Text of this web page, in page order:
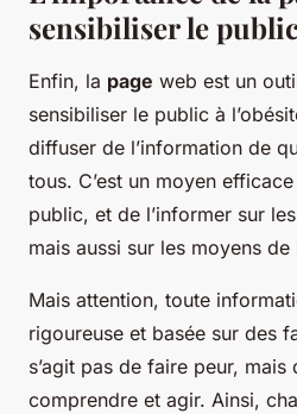
sensibiliser le
Enfin, la page web est un
sensibiliser le public à
diffuser de l’information de
tous. C’est un moyen
public, et de l’informer sur
mais aussi sur les moyens
Mais attention, toute
rigoureuse et basée sur des
s’agit pas de faire peur,
comprendre et agir. Ainsi,